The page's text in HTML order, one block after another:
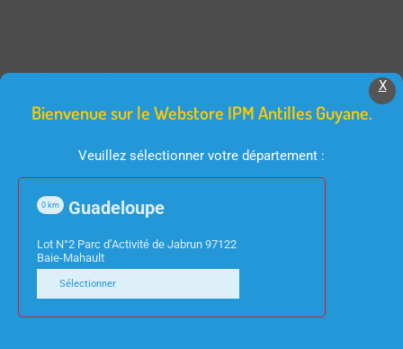
Produits Similaires
CONSOMMABLES
HP COMPATIBLE 78A –
HP 963XL –
X
Bienvenue sur le Webstore IPM Antilles Guyane.
Veuillez sélectionner votre département :
Guadeloupe
0 km
Lot N°2 Parc d’Activité de Jabrun 97122
Baie-Mahault
Sélectionner